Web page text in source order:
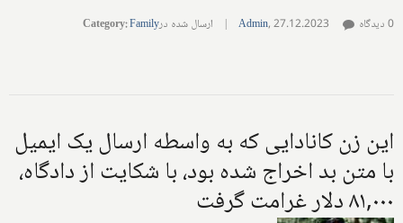
Admin,27.12.2023
| ارسال شده در Category:Family 0 دیدگاه
این زن کانادایی که به واسطه ارسال یک ایمیل
با متن بد اخراج شده بود، با شکایت از دادگاه،
۸۱,۰۰۰ دلار غرامت گرفت